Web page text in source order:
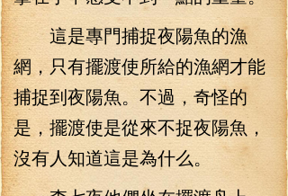
這是專門捕捉夜陽魚的漁
網，只有擺渡使所給的漁網才能
捕捉到夜陽魚。不過，奇怪的
是，擺渡使是從來不捉夜陽魚，
沒有人知道這是為什么。